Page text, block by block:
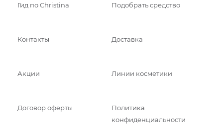
Гид по Christina Подобрать средство
Контакты Доставка
Акции Линии косметики
Договор оферты
Политика
конфиденциальности